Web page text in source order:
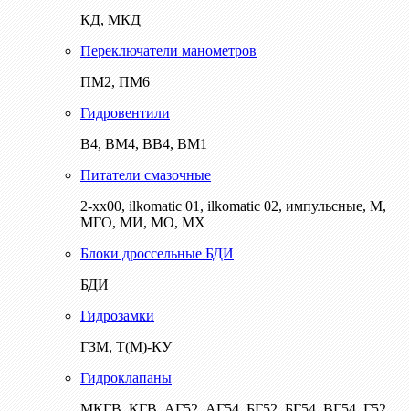
КД, МКД
Переключатели манометров
ПМ2, ПМ6
Гидровентили
В4, ВМ4, ВВ4, ВМ1
Питатели смазочные
2-хх00, ilkomatic 01, ilkomatic 02, импульсные, М,
МГО, МИ, МО, МХ
Блоки дроссельные БДИ
БДИ
Гидрозамки
ГЗМ, Т(М)-КУ
Гидроклапаны